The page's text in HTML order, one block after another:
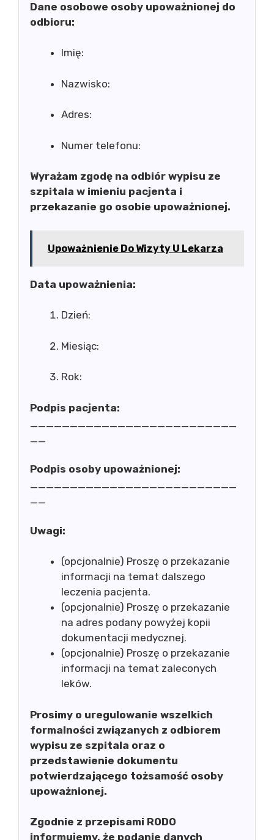
Dane osobowe osoby upoważnionej do
odbioru:
Imię:
Nazwisko:
Adres:
Numer telefonu:
Wyrażam zgodę na odbiór wypisu ze
szpitala w imieniu pacjenta i
przekazanie go osobie upoważnionej.
Upoważnienie Do Wizyty U Lekarza
Data upoważnienia:
Dzień:
Miesiąc:
Rok:
Podpis pacjenta:
Podpis osoby upoważnionej:
__________________________
__
Uwagi:
(opcjonalnie) Proszę o przekazanie
informacji na temat dalszego
leczenia pacjenta.
(opcjonalnie) Proszę o przekazanie
na adres podany powyżej kopii
dokumentacji medycznej.
(opcjonalnie) Proszę o przekazanie
informacji na temat zaleconych
leków.
Prosimy o uregulowanie wszelkich
formalności związanych z odbiorem
wypisu ze szpitala oraz o
przedstawienie dokumentu
potwierdzającego tożsamość osoby
upoważnionej.
Zgodnie z przepisami RODO
informujemy, że podanie danych